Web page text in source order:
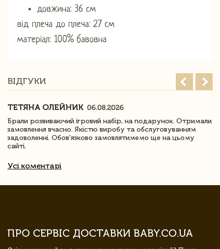
довжина: 36 см
від плеча до плеча: 27 см
матеріал: 100% бавовна
ВІДГУКИ
ТЕТЯНА ОЛЕЙНИК 06.08.2026
Брали розвиваючий ігровий набір, на подарунок. Отримали
замовлення вчасно. Якістю виробу та обслуговуванням
задоволенні. Обов'язково замовлятимемо ще на цьому
сайті.
Усі коментарі
ПРО СЕРВІС ДОСТАВКИ BABY.CO.UA